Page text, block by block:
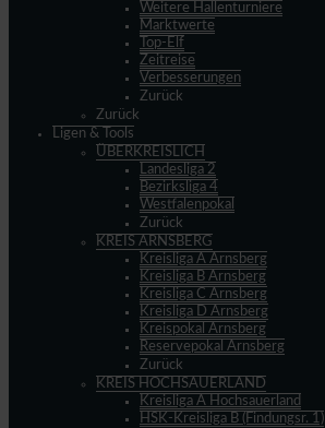
Weitere Hallenturniere
Marktwerte
Top-Elf
Zeitreise
Verbesserungen
Zurück
Zurück
Ligen & Tools
ÜBERKREISLICH
Landesliga 2
Bezirksliga 4
Westfalenpokal
Zurück
KREIS ARNSBERG
Kreisliga A Arnsberg
Kreisliga B Arnsberg
Kreisliga C Arnsberg
Kreisliga D Arnsberg
Kreispokal Arnsberg
Reservepokal Arnsberg
Zurück
KREIS HOCHSAUERLAND
Kreisliga A Hochsauerland
HSK-Kreisliga B (Findungsr. 1)